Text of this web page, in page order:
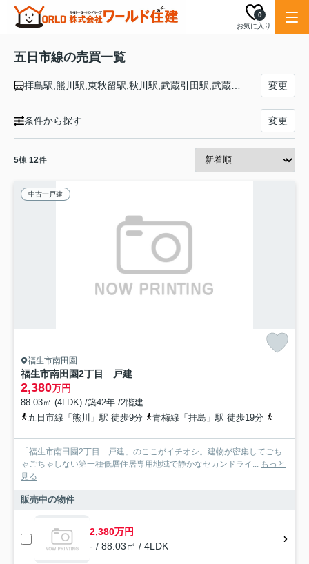
お気に入り
0
五日市線の売買一覧
変更
条件から探す 変更
5棟 12件
中古一戸建
福生市南田園
福生市南田園2丁目 戸建
2,380万円
88.03㎡ (4LDK) /築42年 /2階建
五日市線「熊川」駅 徒歩9分
青梅線「拝島」駅 徒歩19分
「福生市南田園2丁目 戸建」のここがイチオシ。建物が密集してごち
ゃごちゃしない第一種低層住居専用地域で静かなセカンドライ... もっと
見る
販売中の物件
2,380万円
- / 88.03㎡ / 4LDK